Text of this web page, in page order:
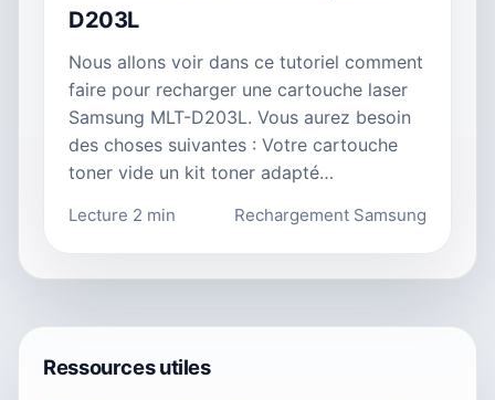
D203L
Nous allons voir dans ce tutoriel comment
faire pour recharger une cartouche laser
Samsung MLT-D203L. Vous aurez besoin
des choses suivantes : Votre cartouche
toner vide un kit toner adapté…
Lecture 2 min Rechargement Samsung
Ressources utiles